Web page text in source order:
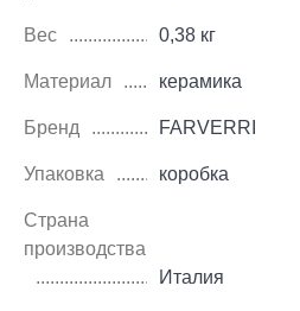
Вес 0,38 кг
Материал керамика
Бренд FARVERRI
Упаковка коробка
Страна
производства
Италия